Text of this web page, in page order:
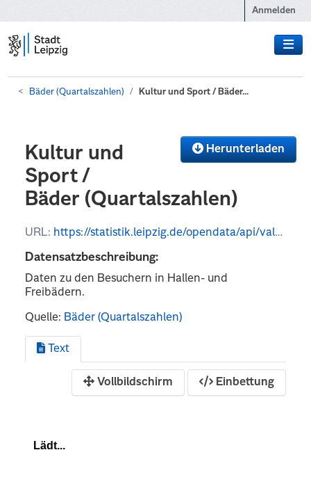
Anmelden
Bäder (Quartalszahlen) Kultur und Sport / Bäder...
Herunterladen
Kultur und
Sport /
Bäder (Quartalszahlen)
URL: https://statistik.leipzig.de/opendata/api/values?kategorie_nr=11&rubrik_nr=5&periode=q&format=json
Datensatzbeschreibung:
Daten zu den Besuchern in Hallen- und
Freibädern.
Quelle: Bäder (Quartalszahlen)
Text
Vollbildschirm Einbettung